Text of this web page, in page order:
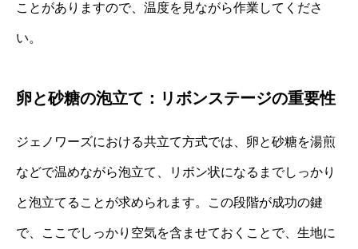
ことがありますので、温度を見ながら作業してくださ
い。
卵と砂糖の泡立て：リボンステージの重要性
ジェノワーズにおける共立て方式では、卵と砂糖を湯煎
などで温めながら泡立て、リボン状になるまでしっかり
と泡立てることが求められます。この段階が成功の鍵
で、ここでしっかり空気を含ませておくことで、生地に